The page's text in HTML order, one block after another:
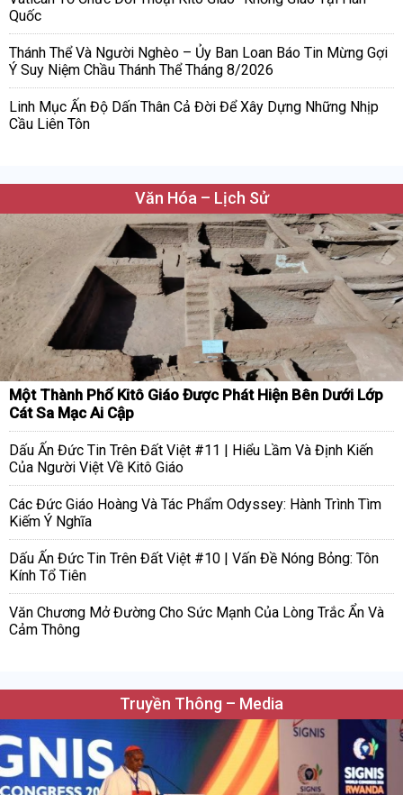
Quốc
Thánh Thể Và Người Nghèo – Ủy Ban Loan Báo Tin Mừng Gợi
Ý Suy Niệm Chầu Thánh Thể Tháng 8/2026
Linh Mục Ấn Độ Dấn Thân Cả Đời Để Xây Dựng Những Nhịp
Cầu Liên Tôn
Văn Hóa – Lịch Sử
Một Thành Phố Kitô Giáo Được Phát Hiện Bên Dưới Lớp
Cát Sa Mạc Ai Cập
Dấu Ấn Đức Tin Trên Đất Việt #11 | Hiểu Lầm Và Định Kiến
Của Người Việt Về Kitô Giáo
Các Đức Giáo Hoàng Và Tác Phẩm Odyssey: Hành Trình Tìm
Kiếm Ý Nghĩa
Dấu Ấn Đức Tin Trên Đất Việt #10 | Vấn Đề Nóng Bỏng: Tôn
Kính Tổ Tiên
Văn Chương Mở Đường Cho Sức Mạnh Của Lòng Trắc Ẩn Và
Cảm Thông
Truyền Thông – Media